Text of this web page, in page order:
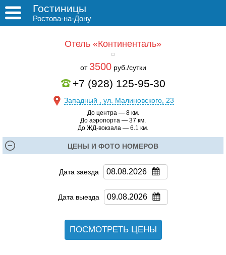
Гостиницы
Ростова-на-Дону
Отель «Континенталь»
от 3500руб./сутки
+7 (928) 125-95-30
Западный , ул. Малиновского, 23
До центра — 8 км.
До аэропорта — 37 км.
До ЖД-вокзала — 6.1 км.
ЦЕНЫ И ФОТО НОМЕРОВ
Дата заезда
Дата выезда
ПОСМОТРЕТЬ ЦЕНЫ